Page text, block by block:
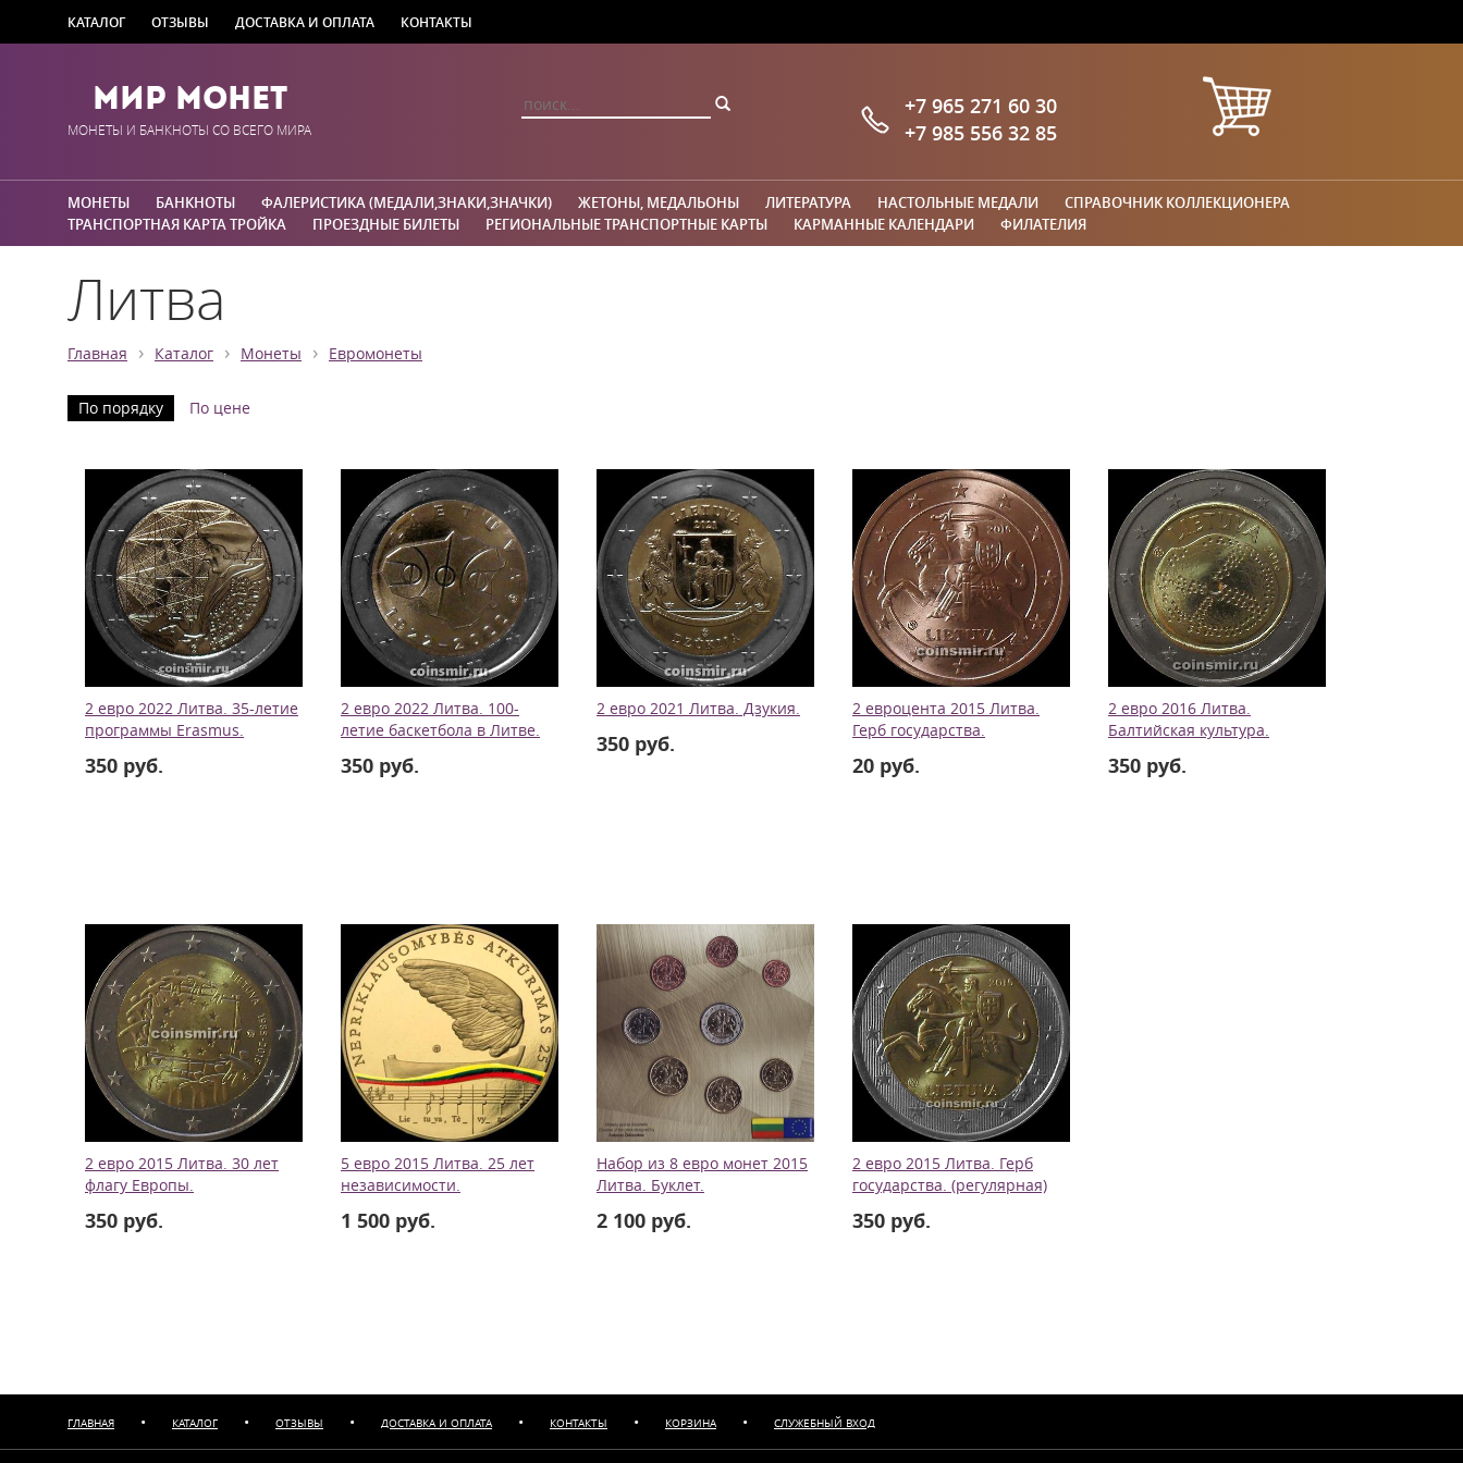
КАТАЛОГ ОТЗЫВЫ ДОСТАВКА И ОПЛАТА КОНТАКТЫ
Мир Монет
МОНЕТЫ И БАНКНОТЫ СО ВСЕГО МИРА
+7 965 271 60 30
+7 985 556 32 85
МОНЕТЫ БАНКНОТЫ ФАЛЕРИСТИКА (МЕДАЛИ,ЗНАКИ,ЗНАЧКИ) ЖЕТОНЫ, МЕДАЛЬОНЫ ЛИТЕРАТУРА НАСТОЛЬНЫЕ МЕДАЛИ
СПРАВОЧНИК КОЛЛЕКЦИОНЕРА
ТРАНСПОРТНАЯ КАРТА ТРОЙКА
ПРОЕЗДНЫЕ БИЛЕТЫ РЕГИОНАЛЬНЫЕ ТРАНСПОРТНЫЕ КАРТЫ КАРМАННЫЕ КАЛЕНДАРИ ФИЛАТЕЛИЯ
Литва
Главная › Каталог › Монеты › Евромонеты
По порядку По цене
2 евро 2022 Литва. 35-летие
программы Erasmus.
350 руб.
2 евро 2022 Литва. 100-
летие баскетбола в Литве.
350 руб.
2 евро 2021 Литва. Дзукия.
350 руб.
2 евроцента 2015 Литва.
Герб государства.
20 руб.
2 евро 2016 Литва.
Балтийская культура.
350 руб.
2 евро 2015 Литва. 30 лет
флагу Европы.
350 руб.
5 евро 2015 Литва. 25 лет
независимости.
1 500 руб.
Набор из 8 евро монет 2015
Литва. Буклет.
2 100 руб.
2 евро 2015 Литва. Герб
государства. (регулярная)
350 руб.
ГЛАВНАЯ • КАТАЛОГ • ОТЗЫВЫ • ДОСТАВКА И ОПЛАТА • КОНТАКТЫ • КОРЗИНА • СЛУЖЕБНЫЙ ВХОД